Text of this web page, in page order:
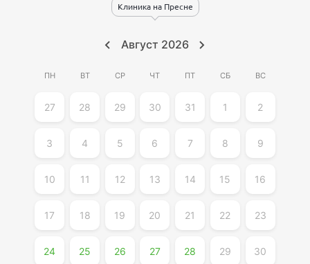
Клиника на Пресне
Август 2026
ПН ВТ СР ЧТ ПТ СБ ВС
27 28 29 30 31 1 2
3 4 5 6 7 8 9
10 11 12 13 14 15 16
17 18 19 20 21 22 23
24 25 26 27 28 29 30